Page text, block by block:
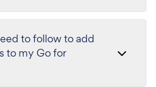
to follow to add
to my Go for